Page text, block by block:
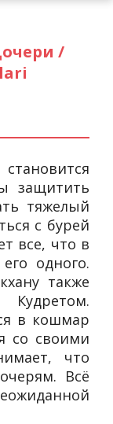
/
защитить
тяжелый
с бурей
все, что в
одного.
также
Кудретом.
в кошмар
со своими
что
Всё